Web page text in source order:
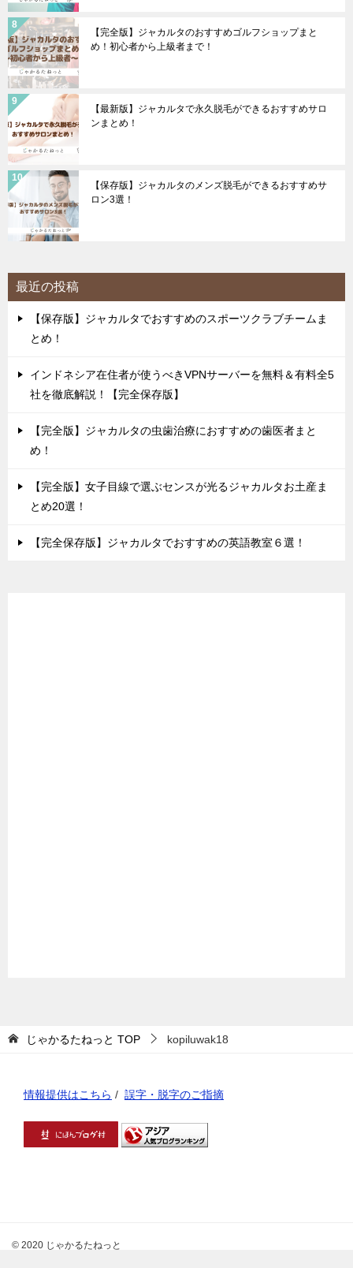
【完全版】ジャカルタのおすすめゴルフショップまと
め！初心者から上級者まで！
【最新版】ジャカルタで永久脱毛ができるおすすめサロ
ンまとめ！
【保存版】ジャカルタのメンズ脱毛ができるおすすめサ
ロン3選！
最近の投稿
【保存版】ジャカルタでおすすめのスポーツクラブチームま
とめ！
インドネシア在住者が使うべきVPNサーバーを無料＆有料全5
社を徹底解説！【完全保存版】
【完全版】ジャカルタの虫歯治療におすすめの歯医者まと
め！
【完全版】女子目線で選ぶセンスが光るジャカルタお土産ま
とめ20選！
【完全保存版】ジャカルタでおすすめの英語教室６選！
じゃかるたねっと TOP kopiluwak18
情報提供はこちら / 誤字・脱字のご指摘
© 2020 じゃかるたねっと